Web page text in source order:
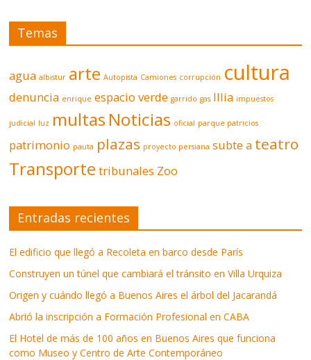
Temas
agua albistur arte Autopista Camiones corrupción cultura
denuncia enrique espacio verde garrido gas Illia impuestos
judicial luz multas Noticias oficial parque patricios
patrimonio pauta plazas proyecto persiana subte a teatro
Transporte tribunales Zoo
Entradas recientes
El edificio que llegó a Recoleta en barco desde París
Construyen un túnel que cambiará el tránsito en Villa Urquiza
Origen y cuándo llegó a Buenos Aires el árbol del Jacarandá
Abrió la inscripción a Formación Profesional en CABA
El Hotel de más de 100 años en Buenos Aires que funciona
como Museo y Centro de Arte Contemporáneo